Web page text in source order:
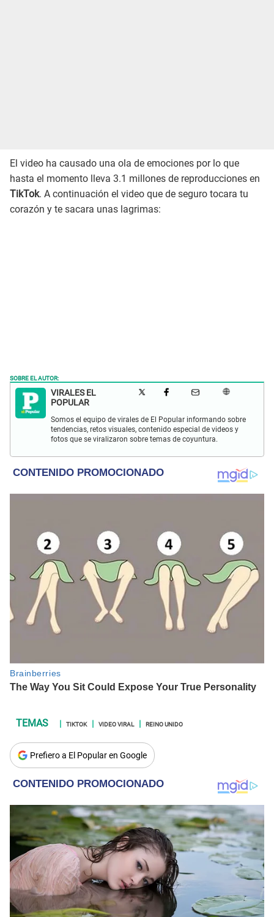
El video ha causado una ola de emociones por lo que
hasta el momento lleva 3.1 millones de reproducciones en
TikTok. A continuación el video que de seguro tocara tu
corazón y te sacara unas lagrimas:
SOBRE EL AUTOR:
VIRALES EL
POPULAR
Somos el equipo de virales de El Popular informando sobre
tendencias, retos visuales, contenido especial de videos y
fotos que se viralizaron sobre temas de coyuntura.
TIKTOK VIDEO VIRAL REINO UNIDO
Prefiero a El Popular en Google